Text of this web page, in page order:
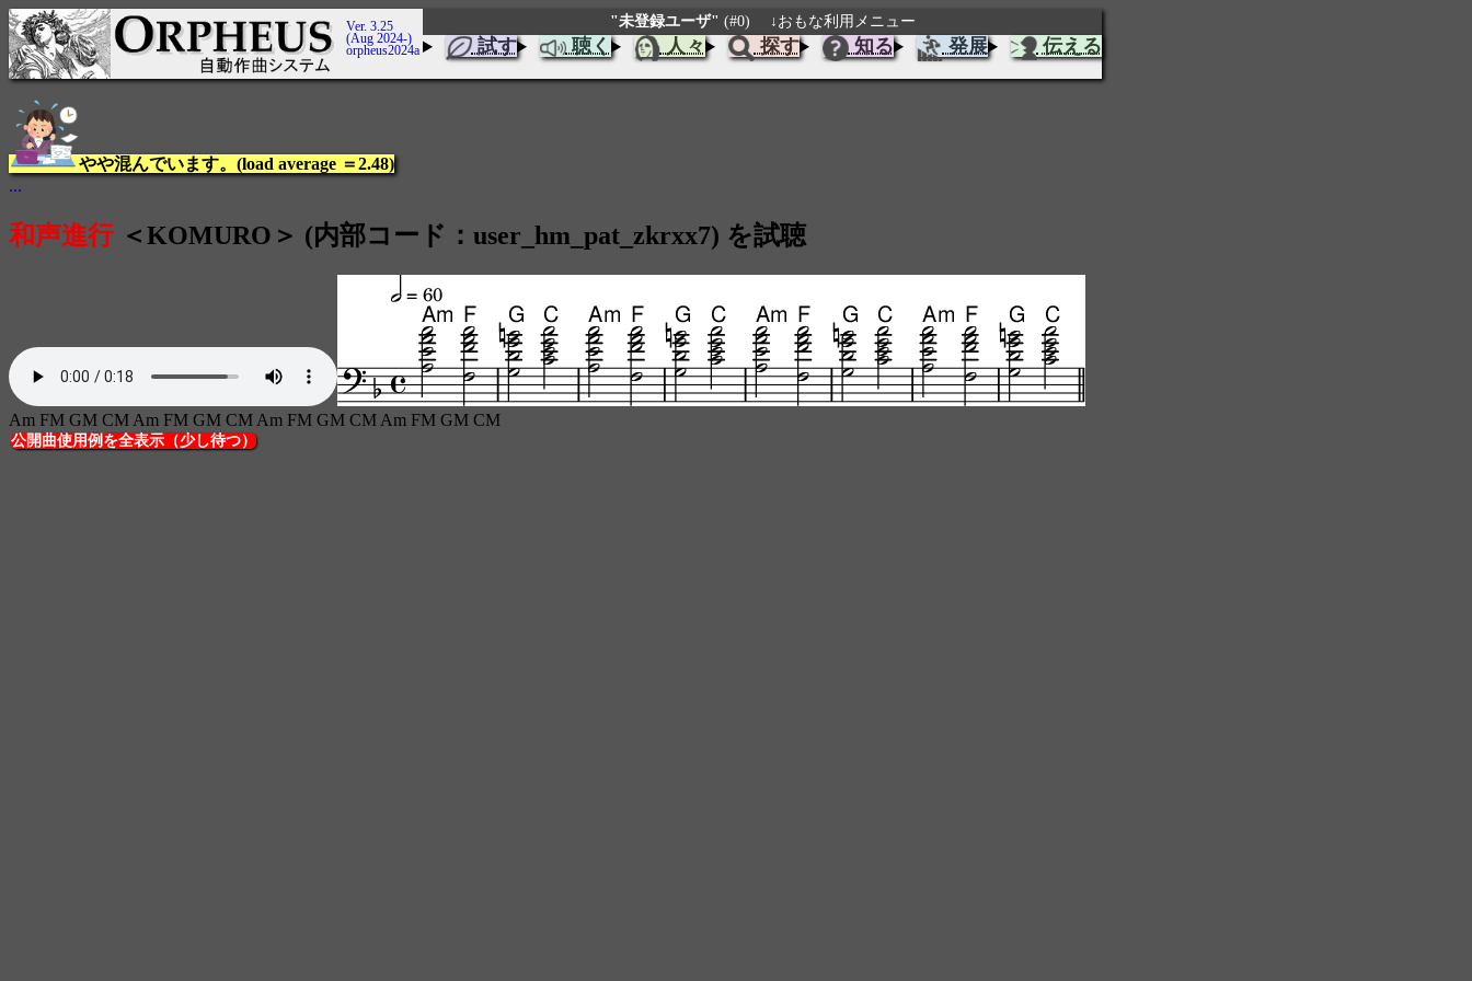
Ver. 3.25
(Aug 2024-)
orpheus2024a
"未登録ユーザ" (#0) ↓おもな利用メニュー
試す 聴く 人々 探す 知る 発展 伝える
やや混んでいます。(load average ＝2.48)
...
和声進行＜KOMURO＞ (内部コード：user_hm_pat_zkrxx7) を試聴
Am FM GM CM Am FM GM CM Am FM GM CM Am FM GM CM
公開曲使用例を全表示（少し待つ）